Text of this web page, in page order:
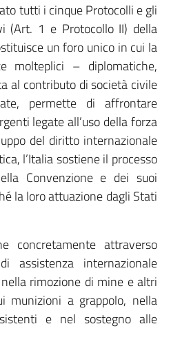
tutti i cinque Protocolli e gli
(Art. 1 e Protocollo II) della
un foro unico in cui la
molteplici – diplomatiche,
al contributo di società civile
permette di affrontare
legate all’uso della forza
del diritto internazionale
l’Italia sostiene il processo
Convenzione e dei suoi
la loro attuazione dagli Stati
concretamente attraverso
assistenza internazionale
rimozione di mine e altri
munizioni a grappolo, nella
e nel sostegno alle